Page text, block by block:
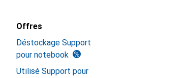
Offres
Déstockage Support
pour notebook
Utilisé Support pour